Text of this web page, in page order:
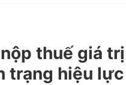
thuế giá trị
trạng hiệu lực